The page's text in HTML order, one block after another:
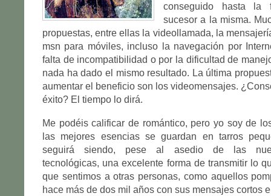
conseguido hasta la
sucesor a la misma.
propuestas, entre ellas la videollamada, la
msn para móviles, incluso la navegación por
falta de incompatibilidad o por la dificultad de
nada ha dado el mismo resultado. La última
aumentar el beneficio son los videomensajes.
éxito? El tiempo lo dirá.
Me podéis calificar de romántico, pero yo soy de
las mejores esencias se guardan en tarros
seguirá siendo, pese al asedio de las
tecnológicas, una excelente forma de transmitir lo
que sentimos a otras personas, como aquellos
hace más de dos mil años con sus mensajes cortos